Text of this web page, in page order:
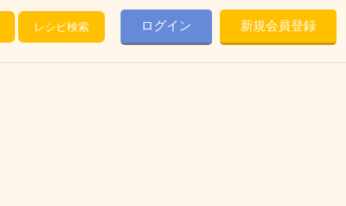
レシピ検索 ログイン 新規会員登録